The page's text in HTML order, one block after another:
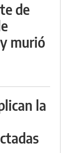
de
murió
la